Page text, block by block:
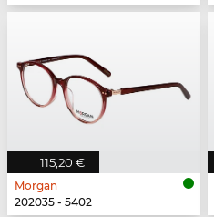
115,20 €
Morgan
202035 - 5402